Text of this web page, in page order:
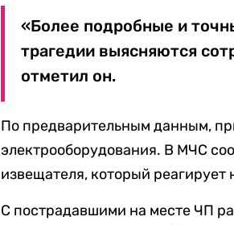
«Более подробные и
трагедии выясняются
отметил он.
По предварительным данным,
электрооборудования. В МЧС
извещателя, который реагирует
С пострадавшими на месте ЧП